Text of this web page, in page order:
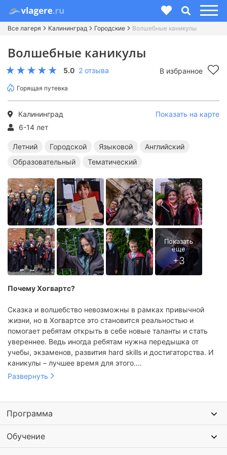
Все лагеря Калининград Городские Волшебные каникулы
Волшебные каникулы
5.0 2 отзыва В избранное
Горящая путевка
Калининград
Показать на карте
6-14 лет
Летний Городской Языковой
Английский
Образовательный
Тематический
Почему Хогвартс?
Сказка и волшебство невозможны в рамках привычной
жизни, но в Хогвартсе это становится реальностью и
помогает ребятам открыть в себе новые таланты и стать
увереннее. Ведь иногда ребятам нужна передышка от
учебы, экзаменов, развития hard skills и достигаторства. И
каникулы – лучшее время для этого.
Письма из Хогвартса
из факультетов
Мантии волшебника и легендарных шарфов в цветах
факультета
Волшебной палочки, которая станет его собственностью и
вернется с ним в мир маглов
Развернуть
Программа
Обучение